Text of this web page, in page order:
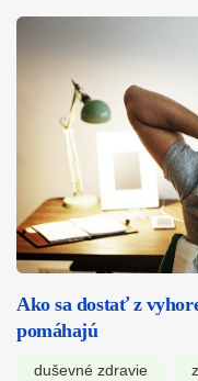
Ako sa dostať z
pomáhajú
duševné zdravie